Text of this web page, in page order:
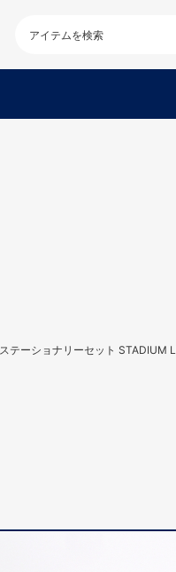
ステーショナリーセット STADIUM